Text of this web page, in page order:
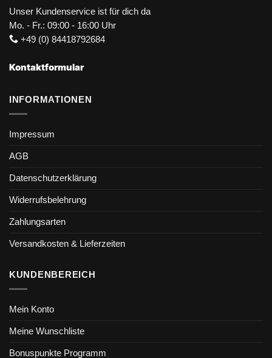
Unser Kundenservice ist für dich da
Mo. - Fr.: 09:00 - 16:00 Uhr
+49 (0) 84418792684
Kontaktformular
INFORMATIONEN
Impressum
AGB
Datenschutzerklärung
Widerrufsbelehrung
Zahlungsarten
Versandkosten & Lieferzeiten
KUNDENBEREICH
Mein Konto
Meine Wunschliste
Bonuspunkte Programm